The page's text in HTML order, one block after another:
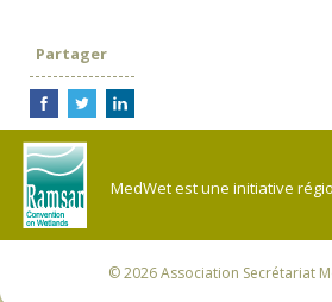
Partager
MedWet est une initiative
© 2026Association Secrétariat